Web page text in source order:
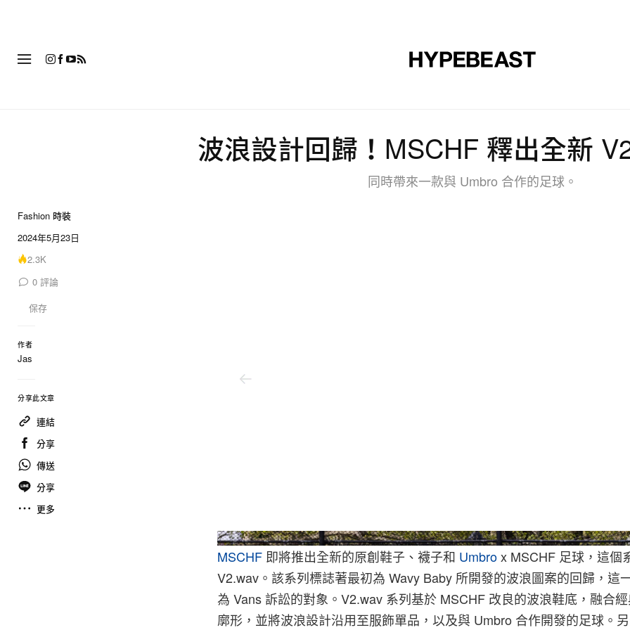
波浪設計回歸！MSCHF 釋出全新
同時帶來一款與 Umbro 合作的足球。
Fashion 時裝
2024年5月23日
2.3K
0 評論
保存
作者
Jas
分享此文章
連結
分享
傳送
分享
更多
MSCHF 即將推出全新的原創鞋子、襪子和 Umbrox MSCHF 足球，這個
V2.wav。該系列標誌著最初為 Wavy Baby 所開發的波浪圖案的回歸，這
為 Vans 訴訟的對象。V2.wav 系列基於 MSCHF 改良的波浪鞋底，融合
廓形，並將波浪設計沿用至服飾單品，以及與 Umbro 合作開發的足球。